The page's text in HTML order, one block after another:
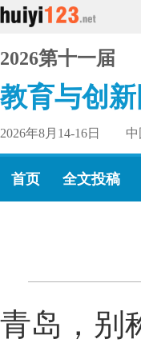
2026第十一届
教育与创
2026年8月14-16日 中
首页 全文投稿
青岛，别